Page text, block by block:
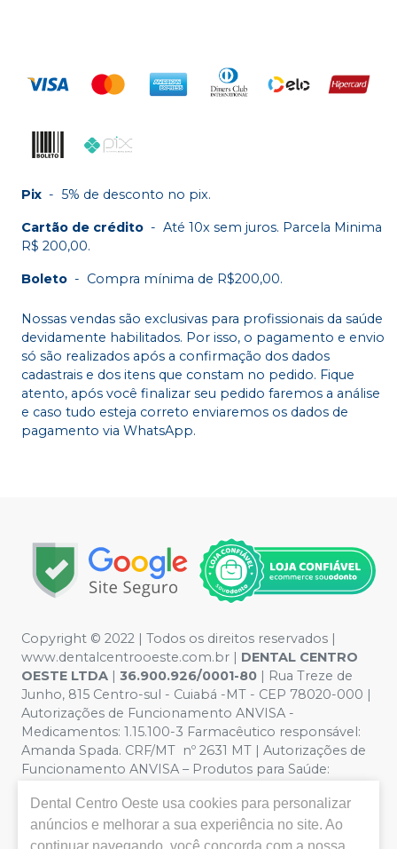
Pix - 5% de desconto no pix.
Cartão de crédito - Até 10x sem juros. Parcela Minima
R$ 200,00.
Boleto - Compra mínima de R$200,00.
Nossas vendas são exclusivas para profissionais da saúde
devidamente habilitados. Por isso, o pagamento e envio
só são realizados após a confirmação dos dados
cadastrais e dos itens que constam no pedido. Fique
atento, após você finalizar seu pedido faremos a análise
e caso tudo esteja correto enviaremos os dados de
pagamento via WhatsApp.
Copyright © 2022 | Todos os direitos reservados |
www.dentalcentrooeste.com.br | DENTAL CENTRO
OESTE LTDA | 36.900.926/0001-80 | Rua Treze de
Junho, 815 Centro-sul - Cuiabá -MT - CEP 78020-000 |
Autorizações de Funcionamento ANVISA -
Medicamentos: 1.15.100-3 Farmacêutico responsável:
Amanda Spada. CRF/MT nº 2631 MT | Autorizações de
Funcionamento ANVISA – Produtos para Saúde:
Segurança - Fotos meramente ilustrativas - Os preços e
condições da loja virtual estão sujeitos a alterações. Em
caso de divergência de preços no site, o valor válido é o
Dental Centro Oeste usa cookies para personalizar
anúncios e melhorar a sua experiência no site. Ao
continuar navegando, você concorda com a nossa